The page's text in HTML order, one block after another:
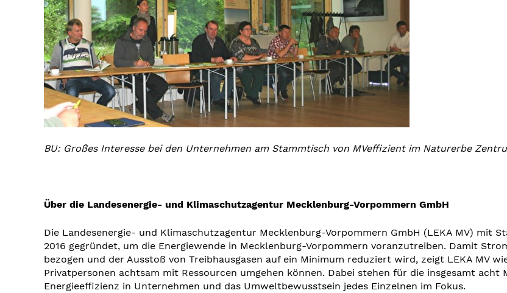
BU: Großes Interesse bei den Unternehmen am Stammtisch von MVeffizient im Naturerbe
Über die Landesenergie- und Klimaschutzagentur Mecklenburg-Vorpommern GmbH
Die Landesenergie- und Klimaschutzagentur Mecklenburg-Vorpommern GmbH (LEKA MV) mit
2016 gegründet, um die Energiewende in Mecklenburg-Vorpommern voranzutreiben. Damit
bezogen und der Ausstoß von Treibhausgasen auf ein Minimum reduziert wird, zeigt LEKA MV
Privatpersonen achtsam mit Ressourcen umgehen können. Dabei stehen für die insgesamt
Energieeffizienz in Unternehmen und das Umweltbewusstsein jedes Einzelnen im Fokus.